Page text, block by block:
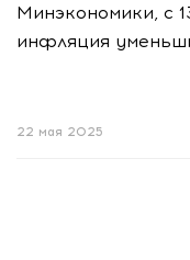
Минэкономики, с
инфляция
22 мая 2025